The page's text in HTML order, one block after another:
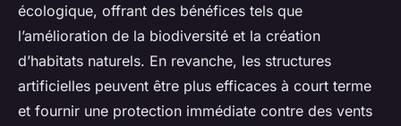
écologique, offrant des bénéfices tels que
l’amélioration de la biodiversité et la création
d’habitats naturels. En revanche, les structures
artificielles peuvent être plus efficaces à court terme
et fournir une protection immédiate contre des vents